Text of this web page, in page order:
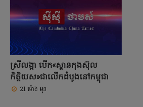
ស្រីលង្កា បើក«ស្ថានកុងស៊ុល
កិត្តិយស»ជាលើកដំបូងនៅកម្ពុជា
21 ម៉ោង មុន